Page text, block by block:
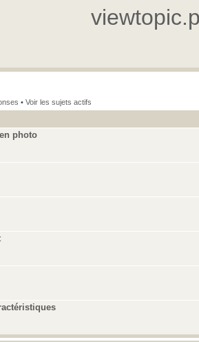
• Voir les sujets actifs
photo